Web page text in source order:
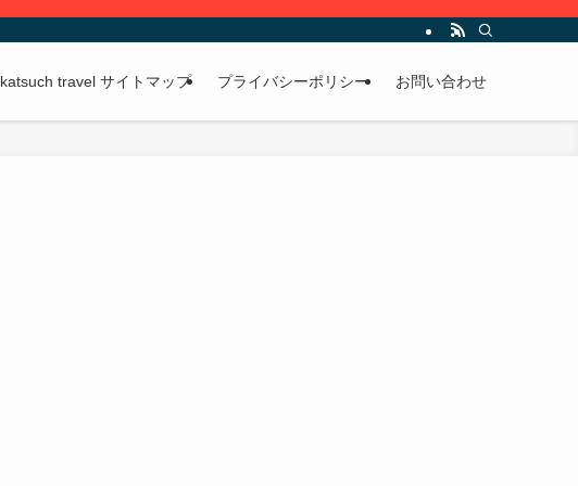
katsuch travel サイトマップ プライバシーポリシー お問い合わせ